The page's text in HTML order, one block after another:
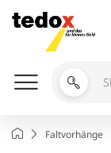
Inhalt
springen
Shop
durchsuchen
StartseiteFaltvorhänge